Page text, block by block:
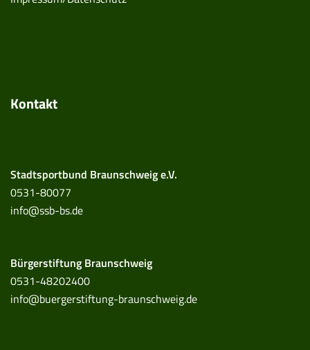
Kontakt
Stadtsportbund Braunschweig e.V.
0531-80077
info@ssb-bs.de
Bürgerstiftung Braunschweig
0531-48202400
info@buergerstiftung-braunschweig.de